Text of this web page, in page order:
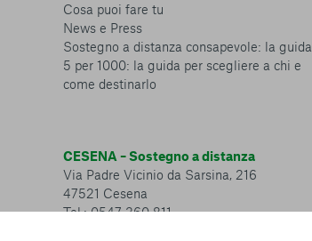
Cosa puoi fare tu
News e Press
Sostegno a distanza consapevole: la guida
5 per 1000: la guida per scegliere a chi e
come destinarlo
CESENA – Sostegno a distanza
Via Padre Vicinio da Sarsina, 216
47521 Cesena
Tel.: 0547 360 811